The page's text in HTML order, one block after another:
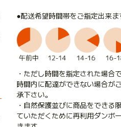
●配送希望時間帯をご指定出来ま
・ただし時間を指定された場合
時間内に配達ができない場合が
承下さい。
・自然保護並びに商品をできる
ていただくために再利用ダンボ